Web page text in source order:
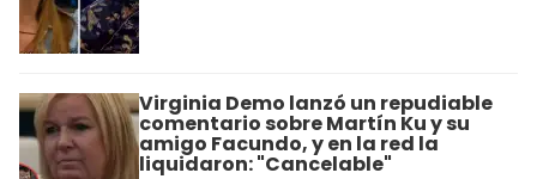
Virginia Demo lanzó un repudiable
comentario sobre Martín Ku y su
amigo Facundo, y en la red la
liquidaron: "Cancelable"